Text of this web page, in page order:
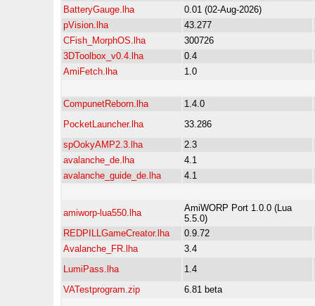
BatteryGauge.lha
0.01 (02-Aug-2026)
pVision.lha
43.277
CFish_MorphOS.lha
300726
3DToolbox_v0.4.lha
0.4
AmiFetch.lha
1.0
CompunetReborn.lha
1.4.0
PocketLauncher.lha
33.286
spOokyAMP2.3.lha
2.3
avalanche_de.lha
4.1
avalanche_guide_de.lha
4.1
amiworp-lua550.lha
AmiWORP Port 1.0.0 (Lua
5.5.0)
REDPILLGameCreator.lha
0.9.72
Avalanche_FR.lha
3.4
LumiPass.lha
1.4
VATestprogram.zip
6.81 beta